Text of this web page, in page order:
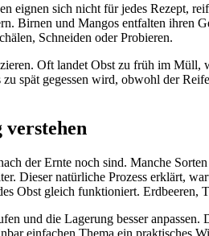
sich nicht für jedes Rezept,
Birnen und Mangos entfalten ihren
Schneiden oder Probieren.
Oft landet Obst zu früh im
spät gegessen wird, obwohl der
der Ernte noch sind. Manche
Dieser natürliche Prozess erklärt,
Obst gleich funktioniert.
und die Lagerung besser
einfachen Thema ein praktisches